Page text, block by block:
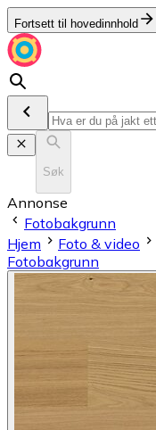
Fortsett til hovedinnhold
Søk
Annonse
Fotobakgrunn
Hjem
Foto & video
Fotobakgrunn